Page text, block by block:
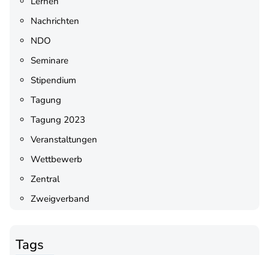
Nachrichten
NDO
Seminare
Stipendium
Tagung
Tagung 2023
Veranstaltungen
Wettbewerb
Zentral
Zweigverband
Tags